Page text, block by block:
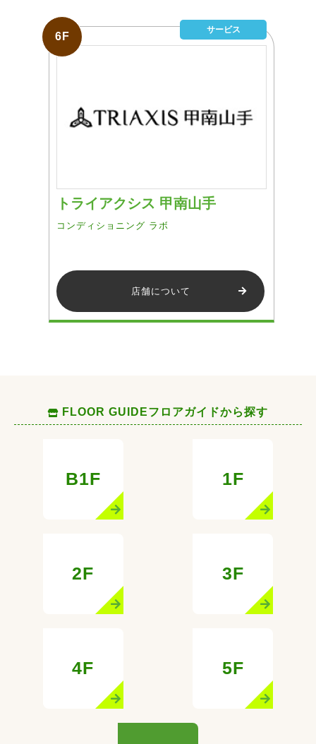
6F
サービス
トライアクシス 甲南山手
コンディショニング ラボ
店舗について
FLOOR GUIDEフロアガイドから探す
B1F 1F
2F 3F
4F 5F